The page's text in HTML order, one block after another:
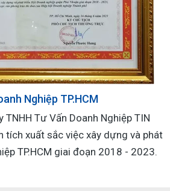
Nghiệp TP.HCM
TNHH Tư Vấn Doanh Nghiệp TIN
tích xuất sắc việc xây dựng và phát
TP.HCM giai đoạn 2018 - 2023.